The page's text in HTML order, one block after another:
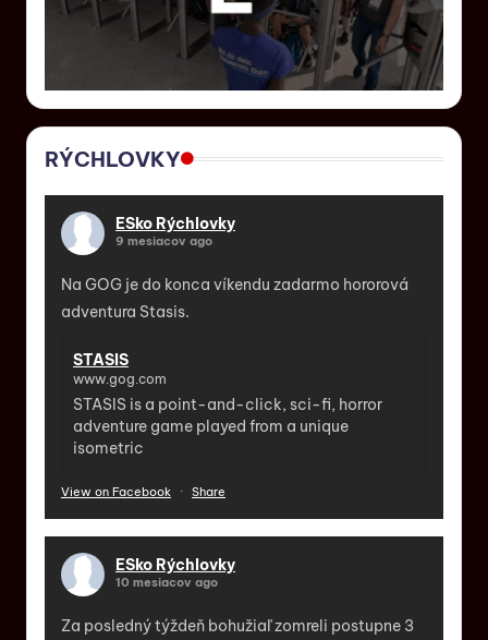
RÝCHLOVKY
ESko Rýchlovky
9 mesiacov ago
Na GOG je do konca víkendu zadarmo hororová
adventura Stasis.
STASIS
www.gog.com
STASIS is a point-and-click, sci-fi, horror
adventure game played from a unique
isometric
View on Facebook · Share
ESko Rýchlovky
10 mesiacov ago
Za posledný týždeň bohužiaľ zomreli postupne 3